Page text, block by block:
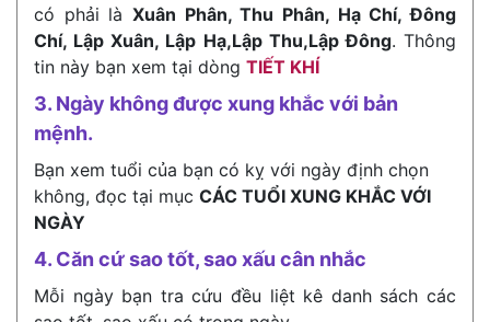
có phải là Xuân Phân, Thu Phân, Hạ Chí, Đông
Chí, Lập Xuân, Lập Hạ,Lập Thu,Lập Đông. Thông
tin này bạn xem tại dòng TIẾT KHÍ
3. Ngày không được xung khắc với bản
mệnh.
Bạn xem tuổi của bạn có kỵ với ngày định chọn
không, đọc tại mục CÁC TUỔI XUNG KHẮC VỚI
NGÀY
4. Căn cứ sao tốt, sao xấu cân nhắc
Mỗi ngày bạn tra cứu đều liệt kê danh sách các